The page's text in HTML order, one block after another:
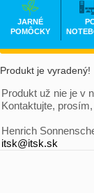
Produkt je vyradený!
Produkt už nie je v
Kontaktujte,
Henrich
itsk@itsk.sk
JARNÉ
POMÔCKY